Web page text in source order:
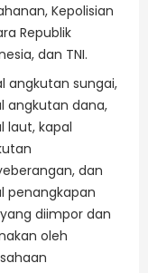
Kepolisian
Republik
dan TNI.
angkutan sungai,
angkutan dana,
laut, kapal
dan
penangkapan
diimpor dan
oleh